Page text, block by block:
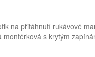
na přitáhnutí rukávové
montérková s krytým